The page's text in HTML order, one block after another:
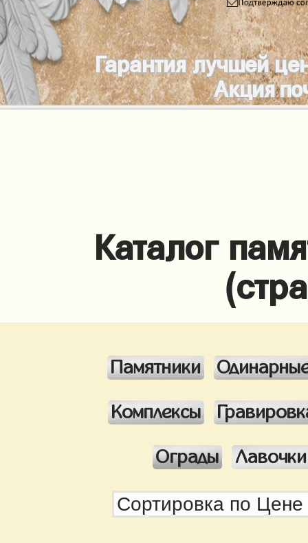
Гарантия лучшей
Акция
Каталог
Памятники
Комплексы
Ограды